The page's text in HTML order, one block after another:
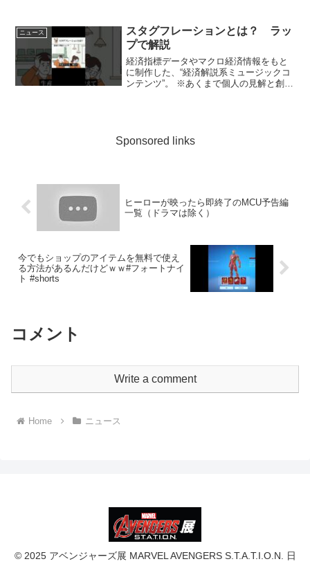
ル、衣装のカスタマイズだけでなく、プ
レ...
ニュース
スタグフレーションとは？ ラッ
プで解説
経済指標データやマクロ経済情報をもと
に制作した、“経済解説系ミュージックコ
ンテンツ”。 ※あくまで個人の見解と創作
Sponsored links
ヒーローが映ったら即終了のMCU予告編
一覧（ドラマは除く）
今でもショップのアイテムを無料で使え
る方法があるんだけどｗｗ#フォートナイ
ト #shorts
コメント
Write a comment
Home ニュース
© 2025 アベンジャーズ展 MARVEL AVENGERS S.T.A.T.I.O.N. 日